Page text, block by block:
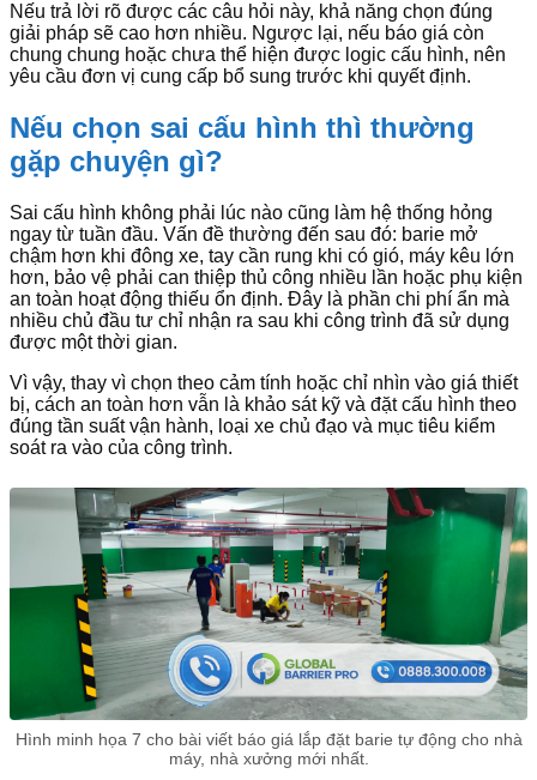
Nếu trả lời rõ được các câu hỏi này, khả năng chọn đúng
giải pháp sẽ cao hơn nhiều. Ngược lại, nếu báo giá còn
chung chung hoặc chưa thể hiện được logic cấu hình, nên
yêu cầu đơn vị cung cấp bổ sung trước khi quyết định.
Nếu chọn sai cấu hình thì thường
gặp chuyện gì?
Sai cấu hình không phải lúc nào cũng làm hệ thống hỏng
ngay từ tuần đầu. Vấn đề thường đến sau đó: barie mở
chậm hơn khi đông xe, tay cần rung khi có gió, máy kêu lớn
hơn, bảo vệ phải can thiệp thủ công nhiều lần hoặc phụ kiện
an toàn hoạt động thiếu ổn định. Đây là phần chi phí ẩn mà
nhiều chủ đầu tư chỉ nhận ra sau khi công trình đã sử dụng
được một thời gian.
Vì vậy, thay vì chọn theo cảm tính hoặc chỉ nhìn vào giá thiết
bị, cách an toàn hơn vẫn là khảo sát kỹ và đặt cấu hình theo
đúng tần suất vận hành, loại xe chủ đạo và mục tiêu kiểm
soát ra vào của công trình.
Hình minh họa 7 cho bài viết báo giá lắp đặt barie tự động cho nhà
máy, nhà xưởng mới nhất.